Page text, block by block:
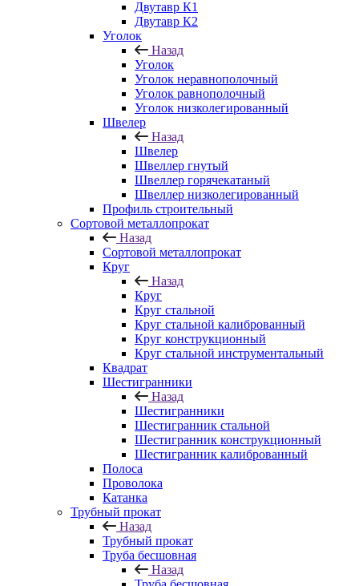
Двутавр К1
Двутавр К2
Уголок
Назад
Уголок
Уголок неравнополочный
Уголок равнополочный
Уголок низколегированный
Швелер
Назад
Швелер
Швеллер гнутый
Швеллер горячекатаный
Швеллер низколегированный
Профиль строительный
Сортовой металлопрокат
Назад
Сортовой металлопрокат
Круг
Назад
Круг
Круг стальной
Круг стальной калиброванный
Круг конструкционный
Круг стальной инструментальный
Квадрат
Шестигранники
Назад
Шестигранники
Шестигранник стальной
Шестигранник конструкционный
Шестигранник калиброванный
Полоса
Проволока
Катанка
Трубный прокат
Назад
Трубный прокат
Труба бесшовная
Назад